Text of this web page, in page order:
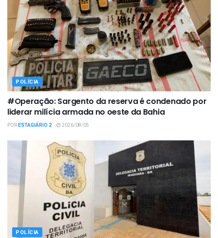
POLÍCIA
#Operação: Sargento da reserva é condenado por
liderar milícia armada no oeste da Bahia
PORESTAGIÁRIO 2 2026/08/05
POLÍCIA